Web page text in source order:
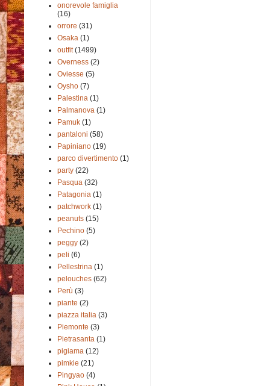
onorevole famiglia
(16)
orrore (31)
Osaka (1)
outfit (1499)
Overness (2)
Oviesse (5)
Oysho (7)
Palestina (1)
Palmanova (1)
Pamuk (1)
pantaloni (58)
Papiniano (19)
parco divertimento (1)
party (22)
Pasqua (32)
Patagonia (1)
patchwork (1)
peanuts (15)
Pechino (5)
peggy (2)
peli (6)
Pellestrina (1)
pelouches (62)
Perù (3)
piante (2)
piazza italia (3)
Piemonte (3)
Pietrasanta (1)
pigiama (12)
pimkie (21)
Pingyao (4)